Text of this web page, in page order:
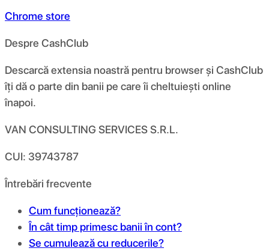
Chrome store
Despre CashClub
Descarcă extensia noastră pentru browser și CashClub
îți dă o parte din banii pe care îi cheltuiești online
înapoi.
VAN CONSULTING SERVICES S.R.L.
CUI: 39743787
Întrebări frecvente
Cum funcționează?
În cât timp primesc banii în cont?
Se cumulează cu reducerile?